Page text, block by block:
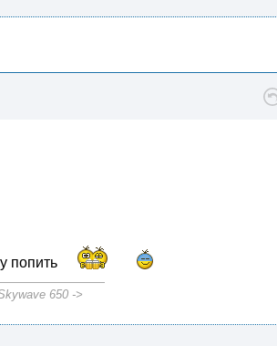
попить
650 ->